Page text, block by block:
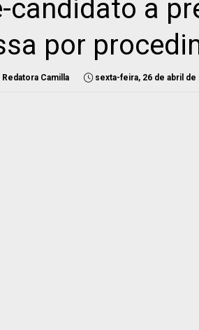
candidato a
por
Redatora Camilla sexta-feira, 26 de abril de